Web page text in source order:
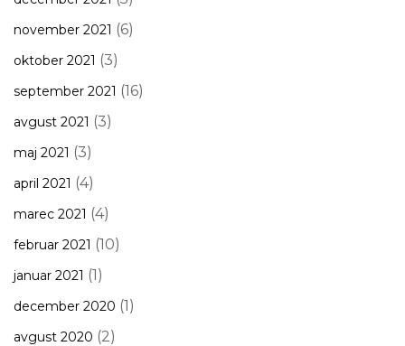
november 2021 (6)
oktober 2021 (3)
september 2021 (16)
avgust 2021 (3)
maj 2021 (3)
april 2021 (4)
marec 2021 (4)
februar 2021 (10)
januar 2021 (1)
december 2020 (1)
avgust 2020 (2)